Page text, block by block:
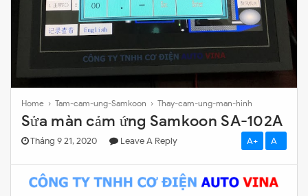
Home › Tam-cam-ung-Samkoon › Thay-cam-ung-man-hinh
Sửa màn cảm ứng Samkoon SA-102A
Tháng 9 21, 2020 Leave A Reply A+ A-